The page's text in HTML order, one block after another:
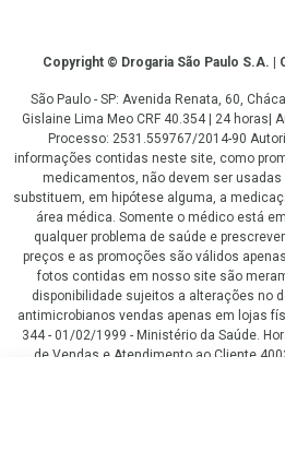
CopyrightCopyright © Drogaria São Paulo S.A. |
São Paulo - SP: Avenida Renata, 60,
Gislaine Lima Meo CRF 40.354 | 24 horas|
Processo: 2531.559767/2014-90
informações contidas neste site, como
medicamentos, não devem ser
substituem, em hipótese alguma, a
área médica. Somente o médico está
qualquer problema de saúde e
preços e as promoções são válidos
fotos contidas em nosso site são
disponibilidade sujeitos a alterações no
antimicrobianos vendas apenas em lojas
344 - 01/02/1999 - Ministério da Saúde.
de Vendas e Atendimento ao Cliente